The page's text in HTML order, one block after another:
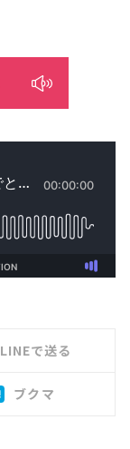
LINEで送る
ブクマ